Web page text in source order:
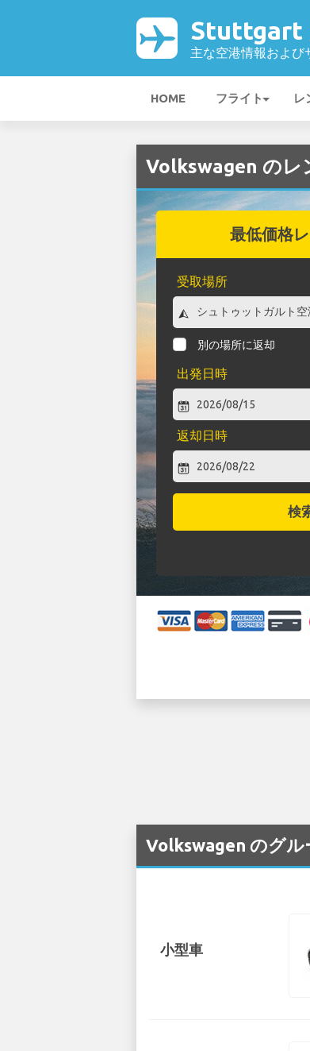
Stuttgart
主な空港情報および
HOME フライト レ
Volkswagen のレ
最低価格
受取場所
別の場所に返却
出発日時
返却日時
検
Volkswagen のグ
小型車